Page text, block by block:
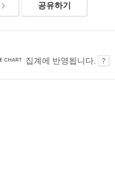
공유하기
집계에 반영됩니다.